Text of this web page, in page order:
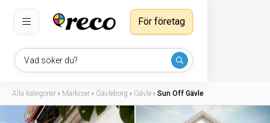
Vad söker du?
För företag
Alla kategorier › Markiser › Gävleborg › Gävle › Sun Off Gävle